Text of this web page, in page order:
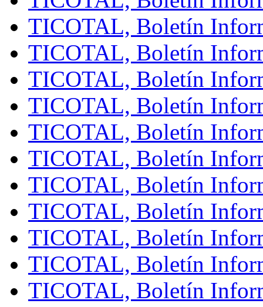
TICOTAL, Boletín
TICOTAL, Boletín
TICOTAL, Boletín
TICOTAL, Boletín
TICOTAL, Boletín
TICOTAL, Boletín
TICOTAL, Boletín
TICOTAL, Boletín
TICOTAL, Boletín
TICOTAL, Boletín
TICOTAL, Boletín